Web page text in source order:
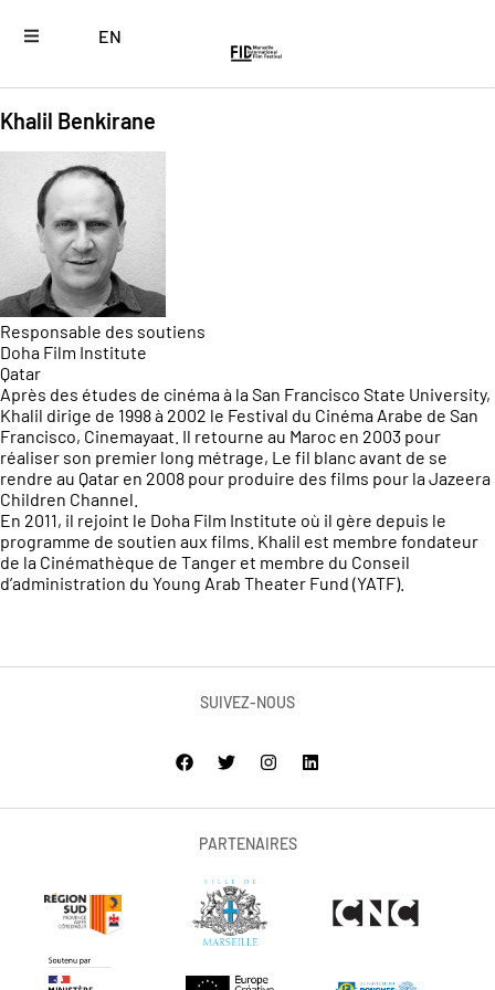
EN
Khalil Benkirane
Responsable des soutiens
Doha Film Institute
Qatar
Après des études de cinéma à la San Francisco State University,
Khalil dirige de 1998 à 2002 le Festival du Cinéma Arabe de San
Francisco, Cinemayaat. Il retourne au Maroc en 2003 pour
réaliser son premier long métrage, Le fil blanc avant de se
rendre au Qatar en 2008 pour produire des films pour la Jazeera
Children Channel.
En 2011, il rejoint le Doha Film Institute où il gère depuis le
programme de soutien aux films. Khalil est membre fondateur
de la Cinémathèque de Tanger et membre du Conseil
d’administration du Young Arab Theater Fund (YATF).
SUIVEZ-NOUS
PARTENAIRES